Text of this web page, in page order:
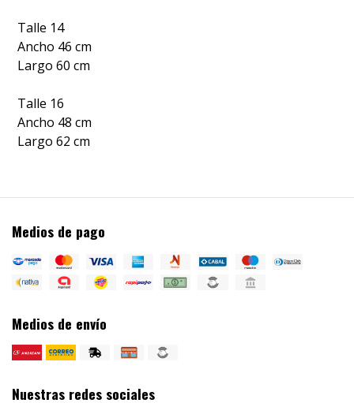
Talle 14
Ancho 46 cm
Largo 60 cm
Talle 16
Ancho 48 cm
Largo 62 cm
Medios de pago
Medios de envío
Nuestras redes sociales